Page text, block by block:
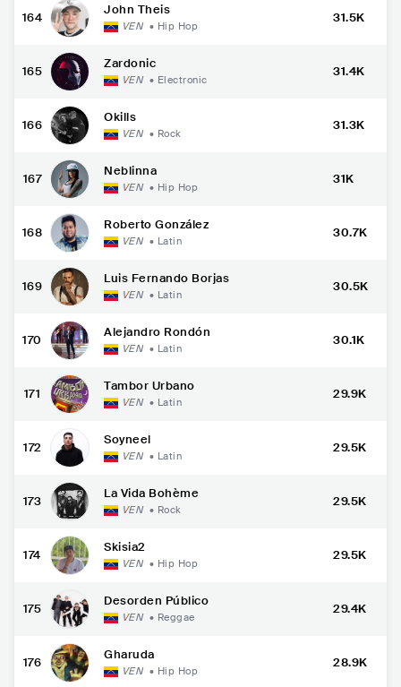
164
John Theis
VEN • Hip Hop
31.5K
165
Zardonic
VEN • Electronic
31.4K
166
Okills
VEN • Rock
31.3K
167
Neblinna
VEN • Hip Hop
31K
168
Roberto González
VEN • Latin
30.7K
169
Luis Fernando Borjas
VEN • Latin
30.5K
170
Alejandro Rondón
VEN • Latin
30.1K
171
Tambor Urbano
VEN • Latin
29.9K
172
Soyneel
VEN • Latin
29.5K
173
La Vida Bohème
VEN • Rock
29.5K
174
Skisia2
VEN • Hip Hop
29.5K
175
Desorden Público
VEN • Reggae
29.4K
176
Gharuda
VEN • Hip Hop
28.9K